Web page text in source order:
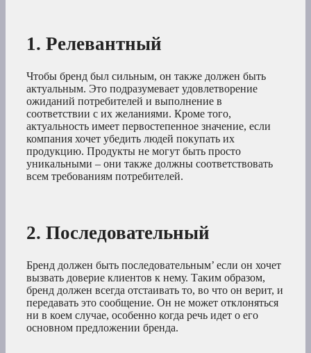
1. Релевантный
Чтобы бренд был сильным, он также должен быть
актуальным. Это подразумевает удовлетворение
ожиданий потребителей и выполнение в
соответствии с их желаниями. Кроме того,
актуальность имеет первостепенное значение, если
компания хочет убедить людей покупать их
продукцию. Продукты не могут быть просто
уникальными – они также должны соответствовать
всем требованиям потребителей.
2. Последовательный
Бренд должен быть последовательным’ если он хочет
вызвать доверие клиентов к нему. Таким образом,
бренд должен всегда отстаивать то, во что он верит, и
передавать это сообщение. Он не может отклоняться
ни в коем случае, особенно когда речь идет о его
основном предложении бренда.